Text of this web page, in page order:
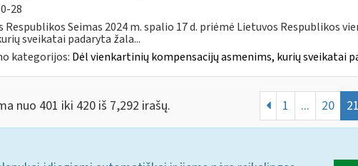
28
Seimas 2024 m. spalio 17 d. priėmė Lietuvos Respublikos
sveikatai padaryta žala...
kategorijos: Dėl vienkartinių kompensacijų asmenims, kurių sveikatai
nuo 401 iki 420 iš 7,292 irašų. 1 ... 20 21